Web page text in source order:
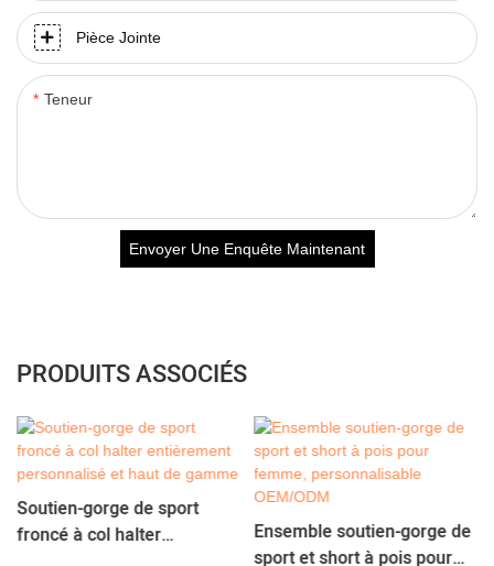
Pièce Jointe
Teneur
Envoyer Une Enquête Maintenant
PRODUITS ASSOCIÉS
Soutien-gorge de sport
froncé à col halter
Ensemble soutien-gorge de
sport et short à pois pour